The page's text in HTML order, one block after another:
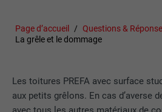
Page d’accueil
Questions &
La grêle et le dommage
Les toitures PREFA avec surface
aux petits grêlons. En cas d’averse